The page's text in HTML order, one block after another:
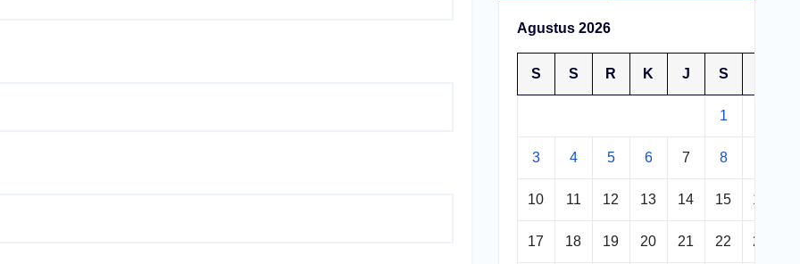
Agustus 2026
S S R K J S
1
3 4 5 6 7 8
10 11 12 13 14 15 16
17 18 19 20 21 22 23